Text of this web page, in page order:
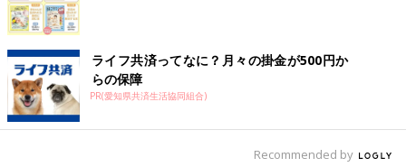
たまひよONLINE編集部がインターネットで実施したアンケート
には、「背中スイッチ」の気がかりがいっぱい！ そのいくつか
を紹介します。
「夜にすんなり寝てくれる方法が知りたいです。授乳後、布団に
ライフ共済ってなに？月々の掛金が500円か
らの保障
PR(愛知県共済生活協同組合)
Recommended by